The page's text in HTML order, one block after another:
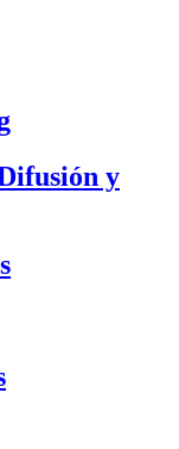
y